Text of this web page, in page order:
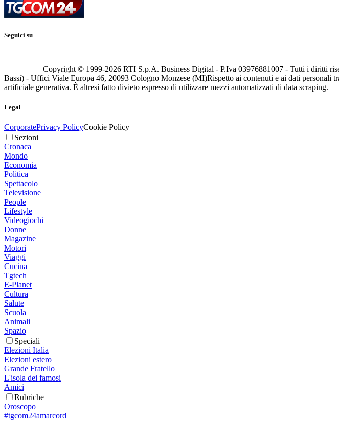
Seguici su
Copyright © 1999-2026 RTI S.p.A. Business Digital - P.Iva 03976881007 - Tutti i diritti
Bassi) - Uffici Viale Europa 46, 20093 Cologno Monzese (MI)Rispetto ai contenuti e ai dati personali
artificiale generativa. È altresì fatto divieto espresso di utilizzare mezzi automatizzati di data scraping.
Legal
CorporatePrivacy PolicyCookie Policy
Sezioni
Cronaca
Mondo
Economia
Politica
Spettacolo
Televisione
People
Lifestyle
Videogiochi
Donne
Magazine
Motori
Viaggi
Cucina
Tgtech
E-Planet
Cultura
Salute
Scuola
Animali
Spazio
Speciali
Elezioni Italia
Elezioni estero
Grande Fratello
L'isola dei famosi
Amici
Rubriche
Oroscopo
#tgcom24amarcord